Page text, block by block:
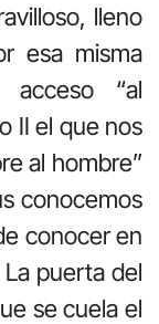
lleno
esa misma
“al
II el que nos
al hombre”
conocemos
conocer en
La puerta del
se cuela el